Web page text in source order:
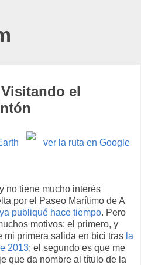
el
ver la ruta en Google
no tiene mucho interés
por el Paseo Marítimo de A
publiqué hace tiempo. Pero
motivos: el primero, y
mi primera salida en bici tras la
2013; el segundo es que me
que da nombre al título de la